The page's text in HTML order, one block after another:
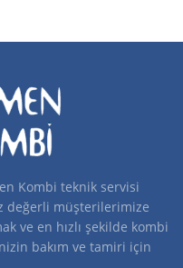
Kombi teknik servisi
değerli müşterilerimize
ve en hızlı şekilde kombi
bakım ve tamiri için